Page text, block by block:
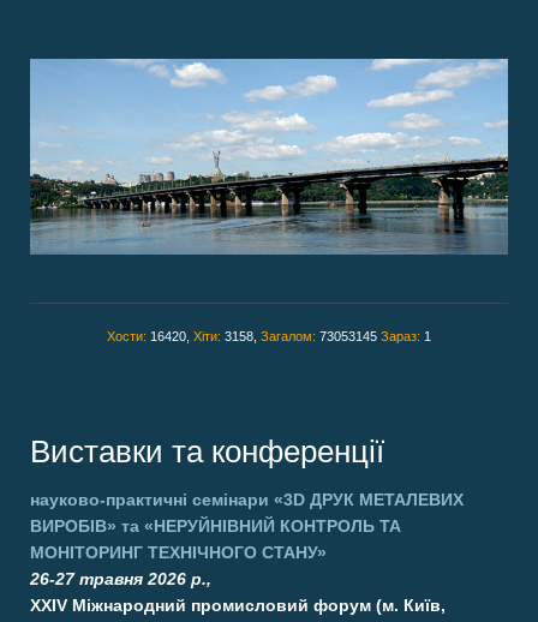
Хости: 16420, Хіти: 3158, Загалом: 73053145 Зараз: 1
Виставки та конференції
науково-практичні семінари «3D ДРУК МЕТАЛЕВИХ
ВИРОБІВ» та «НЕРУЙНІВНИЙ КОНТРОЛЬ ТА
МОНІТОРИНГ ТЕХНІЧНОГО СТАНУ»
26-27 травня 2026 р.,
XXIV Міжнародний промисловий форум (м. Київ,